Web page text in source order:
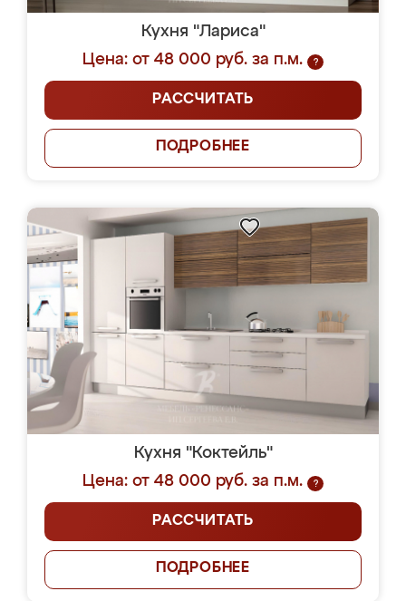
Кухня "Лариса"
Цена: от 48 000 руб. за п.м.
?
РАССЧИТАТЬ
ПОДРОБНЕЕ
Кухня "Коктейль"
Цена: от 48 000 руб. за п.м.
?
РАССЧИТАТЬ
ПОДРОБНЕЕ